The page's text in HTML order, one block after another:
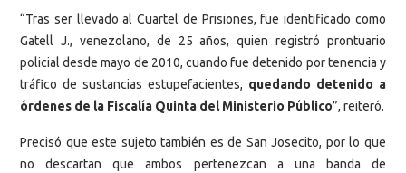
“Tras ser llevado al Cuartel de Prisiones, fue identificado como
Gatell J., venezolano, de 25 años, quien registró prontuario
policial desde mayo de 2010, cuando fue detenido por tenencia y
tráfico de sustancias estupefacientes, quedando detenido a
órdenes de la Fiscalía Quinta del Ministerio Público”, reiteró.
Precisó que este sujeto también es de San Josecito, por lo que
no descartan que ambos pertenezcan a una banda de